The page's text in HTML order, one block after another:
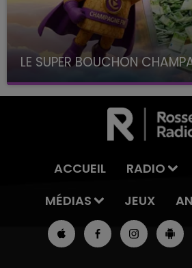
LE SUPER BOUCHON
avec La Famille Champagne
ACCUEIL RADIO
MÉDIAS
JEUX